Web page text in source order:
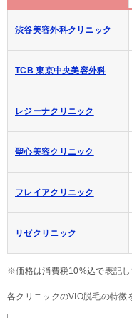
渋谷美容外科クリニック
TCB 東京中央美容外科
レジーナクリニック
聖心美容クリニック
フレイアクリニック
リゼクリニック
※価格は消費税10%込で表記し
各クリニックのVIO脱毛の特徴